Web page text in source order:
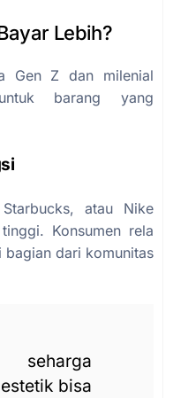
Lebih?
Gen Z dan milenial
barang yang
atau Nike
Konsumen rela
bagian dari komunitas
bisa